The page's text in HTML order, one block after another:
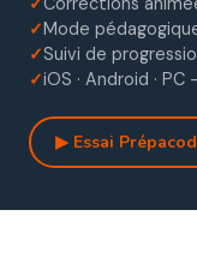
✓Mode
✓Suivi de
✓iOS · Android ·
▶ Essai